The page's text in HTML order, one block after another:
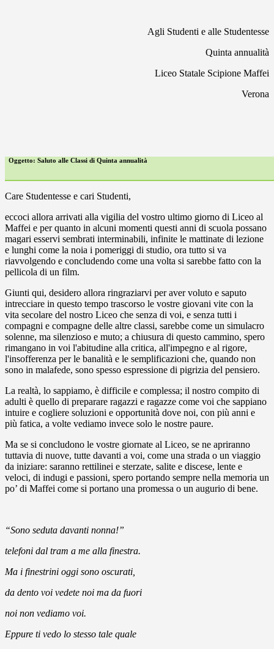
Agli Studenti e alle Studentesse
Quinta annualità
Liceo Statale Scipione Maffei
Verona
Oggetto: Saluto alle Classi di Quinta annualità
Care Studentesse e cari Studenti,
eccoci allora arrivati alla vigilia del vostro ultimo giorno di Liceo al
Maffei e per quanto in alcuni momenti questi anni di scuola possano
magari esservi sembrati interminabili, infinite le mattinate di lezione
e lunghi come la noia i pomeriggi di studio, ora tutto si va
riavvolgendo e concludendo come una volta si sarebbe fatto con la
pellicola di un film.
Giunti qui, desidero allora ringraziarvi per aver voluto e saputo
intrecciare in questo tempo trascorso le vostre giovani vite con la
vita secolare del nostro Liceo che senza di voi, e senza tutti i
compagni e compagne delle altre classi, sarebbe come un simulacro
solenne, ma silenzioso e muto; a chiusura di questo cammino, spero
rimangano in voi l'abitudine alla critica, all'impegno e al rigore,
l'insofferenza per le banalità e le semplificazioni che, quando non
sono in malafede, sono spesso espressione di pigrizia del pensiero.
La realtà, lo sappiamo, è difficile e complessa; il nostro compito di
adulti è quello di preparare ragazzi e ragazze come voi che sappiano
intuire e cogliere soluzioni e opportunità dove noi, con più anni e
più fatica, a volte vediamo invece solo le nostre paure.
Ma se si concludono le vostre giornate al Liceo, se ne apriranno
tuttavia di nuove, tutte davanti a voi, come una strada o un viaggio
da iniziare: saranno rettilinei e sterzate, salite e discese, lente e
veloci, di indugi e passioni, spero portando sempre nella memoria un
po’ di Maffei come si portano una promessa o un augurio di bene.
“Sono seduta davanti nonna!”
telefoni dal tram a me alla finestra.
Ma i finestrini oggi sono oscurati,
da dento voi vedete noi ma da fuori
noi non vediamo voi.
Eppure ti vedo lo stesso tale quale